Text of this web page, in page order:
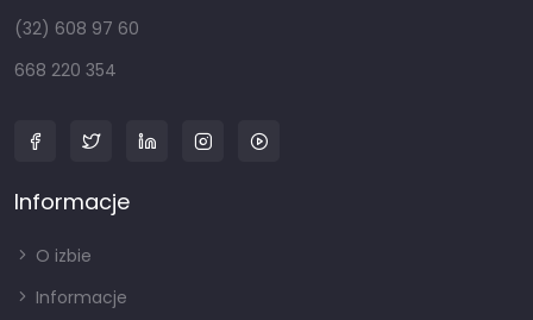
(32) 608 97 60
668 220 354
Informacje
O izbie
Informacje